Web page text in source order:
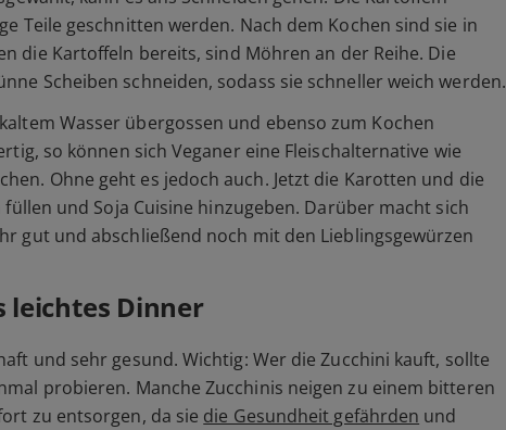
Teile geschnitten werden. Nach dem Kochen sind sie in
die Kartoffeln bereits, sind Möhren an der Reihe. Die
Scheiben schneiden, sodass sie schneller weich werden.
Wasser übergossen und ebenso zum Kochen
so können sich Veganer eine Fleischalternative wie
Ohne geht es jedoch auch. Jetzt die Karotten und die
und Soja Cuisine hinzugeben. Darüber macht sich
gut und abschließend noch mit den Lieblingsgewürzen
leichtes Dinner
und sehr gesund. Wichtig: Wer die Zucchini kauft, sollte
probieren. Manche Zucchinis neigen zu einem bitteren
zu entsorgen, da sie die Gesundheit gefährden und